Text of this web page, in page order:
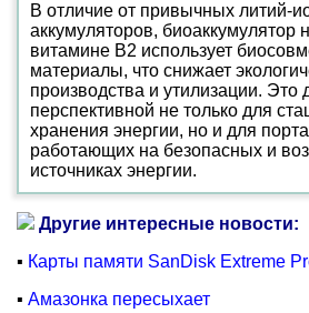
В отличие от привычных литий-
аккумуляторов, биоаккумулятор
витамине B2 использует
материалы, что снижает
производства и утилизации. Это
перспективной не только для
хранения энергии, но и для
работающих на безопасных и
источниках энергии.
Другие интересные новости:
▪ Карты памяти SanDisk Extreme
▪ Амазонка пересыхает